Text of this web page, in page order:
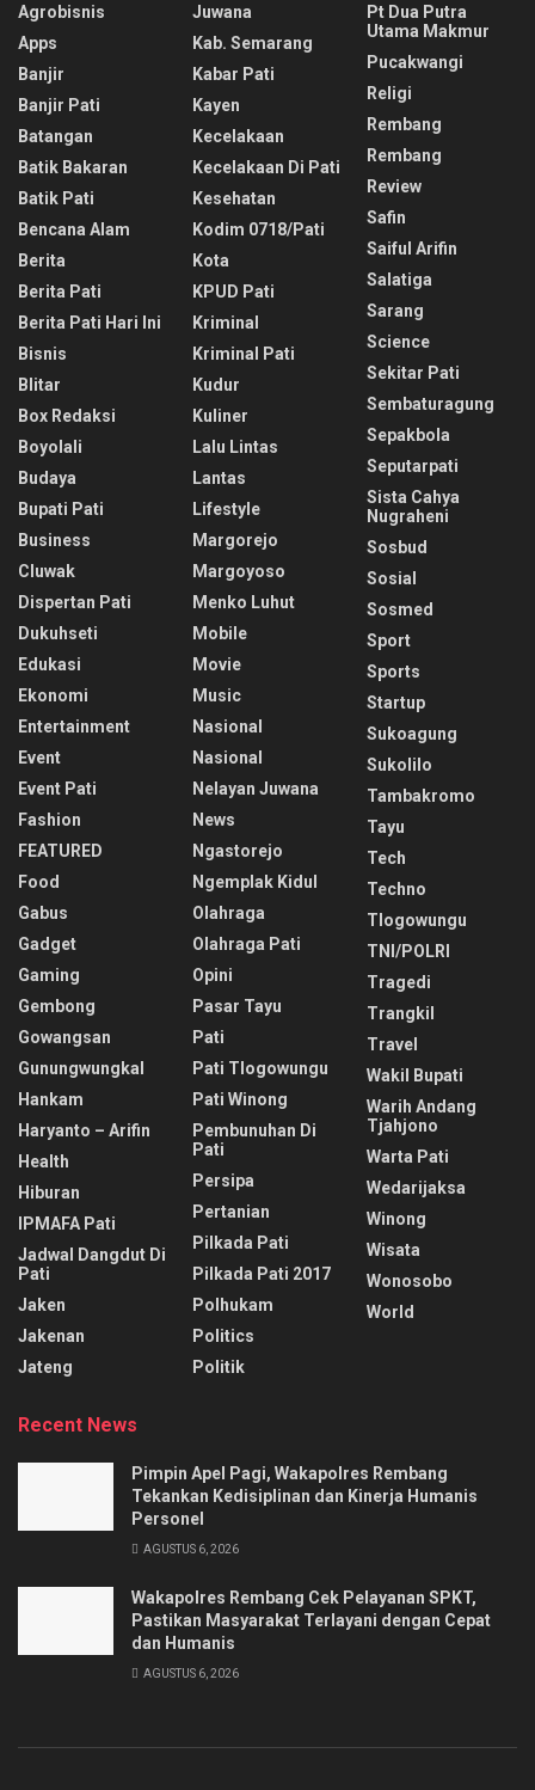
Agrobisnis
Apps
Banjir
Banjir Pati
Batangan
Batik Bakaran
Batik Pati
Bencana Alam
Berita
Berita Pati
Berita Pati Hari Ini
Bisnis
Blitar
Box Redaksi
Boyolali
Budaya
Bupati Pati
Business
Cluwak
Dispertan Pati
Dukuhseti
Edukasi
Ekonomi
Entertainment
Event
Event Pati
Fashion
FEATURED
Food
Gabus
Gadget
Gaming
Gembong
Gowangsan
Gunungwungkal
Hankam
Haryanto – Arifin
Health
Hiburan
IPMAFA Pati
Jadwal Dangdut Di
Pati
Jaken
Jakenan
Jateng
Juwana
Kab. Semarang
Kabar Pati
Kayen
Kecelakaan
Kecelakaan Di Pati
Kesehatan
Kodim 0718/pati
Kota
KPUD Pati
Kriminal
Kriminal Pati
Kudur
Kuliner
Lalu Lintas
Lantas
Lifestyle
Margorejo
Margoyoso
Menko Luhut
Mobile
Movie
Music
Nasional
Nasional
Nelayan Juwana
News
Ngastorejo
Ngemplak Kidul
Olahraga
Olahraga Pati
Opini
Pasar Tayu
Pati
Pati Tlogowungu
Pati Winong
Pembunuhan Di
Pati
Persipa
Pertanian
Pilkada Pati
Pilkada Pati 2017
Polhukam
Politics
Politik
Pt Dua Putra
Utama Makmur
Pucakwangi
Religi
Rembang
Rembang
Review
Safin
Saiful Arifin
Salatiga
Sarang
Science
Sekitar Pati
Sembaturagung
Sepakbola
Seputarpati
Sista Cahya
Nugraheni
Sosbud
Sosial
Sosmed
Sport
Sports
Startup
Sukoagung
Sukolilo
Tambakromo
Tayu
Tech
Techno
Tlogowungu
TNI/POLRI
Tragedi
Trangkil
Travel
Wakil Bupati
Warih Andang
Tjahjono
Warta Pati
Wedarijaksa
Winong
Wisata
Wonosobo
World
Recent News
Pimpin Apel Pagi, Wakapolres Rembang
Tekankan Kedisiplinan dan Kinerja Humanis
Personel
AGUSTUS 6, 2026
Wakapolres Rembang Cek Pelayanan SPKT,
Pastikan Masyarakat Terlayani dengan Cepat
dan Humanis
AGUSTUS 6, 2026